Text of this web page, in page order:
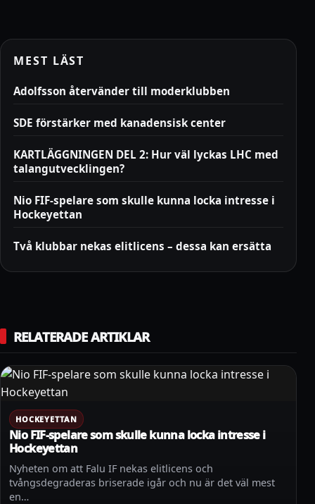
MEST LÄST
Adolfsson återvänder till moderklubben
SDE förstärker med kanadensisk center
KARTLÄGGNINGEN DEL 2: Hur väl lyckas LHC med
talangutvecklingen?
Nio FIF-spelare som skulle kunna locka intresse i
Hockeyettan
Två klubbar nekas elitlicens – dessa kan ersätta
RELATERADE ARTIKLAR
HOCKEYETTAN
Nio FIF-spelare som skulle kunna locka intresse i
Hockeyettan
Nyheten om att Falu IF nekas elitlicens och
tvångsdegraderas briserade igår och nu är det väl mest
en…